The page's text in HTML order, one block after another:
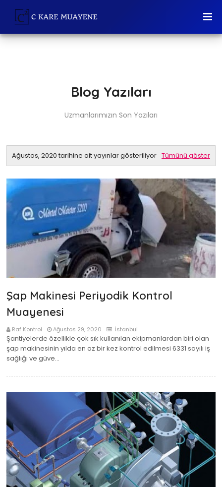
Blog Yazıları
Uzmanlarımızın Son Yazıları
Ağustos, 2020 tarihine ait yayınlar gösteriliyor Tümünü göster
Şap Makinesi Periyodik Kontrol
Muayenesi
Raf Kontrol Ağustos 29, 2020 İstanbul
Şantiyelerde özellikle çok sık kullanılan ekipmanlardan biri olan
şap makinesinin yılda en az bir kez kontrol edilmesi 6331 sayılı iş
sağlığı ve güve…